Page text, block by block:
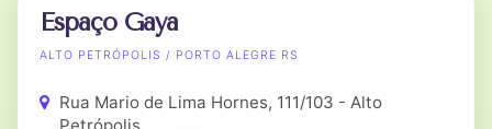
Espaço Gaya
ALTO PETRÓPOLIS / PORTO ALEGRE RS
Rua Mario de Lima Hornes, 111/103 - Alto